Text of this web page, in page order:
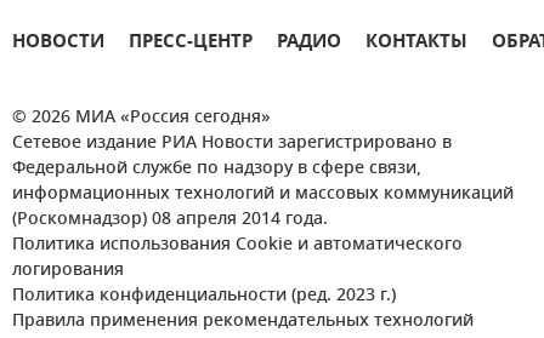
НОВОСТИ ПРЕСС-ЦЕНТР РАДИО КОНТАКТЫ
© 2026 МИА «Россия сегодня»
Сетевое издание РИА Новости зарегистрировано в
Федеральной службе по надзору в сфере связи,
информационных технологий и массовых коммуникаций
(Роскомнадзор) 08 апреля 2014 года.
Политика использования Cookie и автоматического
логирования
Политика конфиденциальности (ред. 2023 г.)
Правила применения рекомендательных технологий